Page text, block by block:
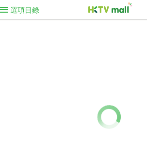
選項目錄